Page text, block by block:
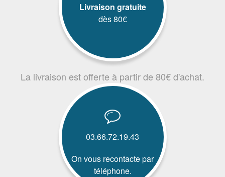
Livraison gratuite
dès 80€
La livraison est offerte à partir de 80€ d'achat.
03.66.72.19.43
On vous recontacte par
téléphone.